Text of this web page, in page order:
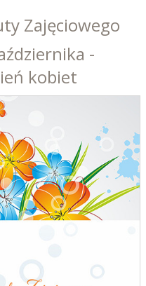
Zajęciowego
-
kobiet